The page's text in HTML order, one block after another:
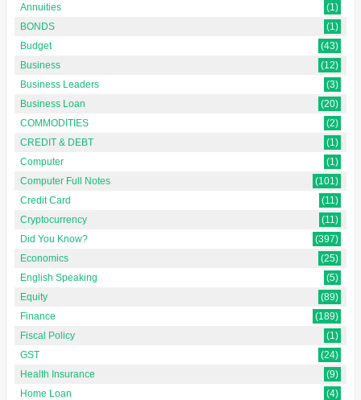
Annuities
(1)
BONDS
(1)
Budget
(43)
Business
(12)
Business Leaders
(3)
Business Loan
(20)
COMMODITIES
(2)
CREDIT & DEBT
(1)
Computer
(1)
Computer Full Notes
(101)
Credit Card
(11)
Cryptocurrency
(11)
Did You Know?
(397)
Economics
(25)
English Speaking
(5)
Equity
(89)
Finance
(189)
Fiscal Policy
(1)
GST
(24)
Health Insurance
(9)
Home Loan
(4)